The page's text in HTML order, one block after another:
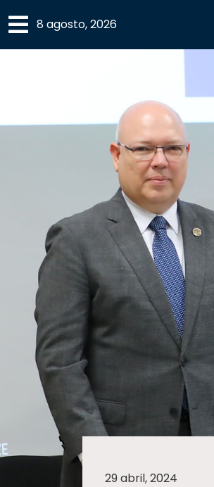
×
CULTURA
DEPORTES
I+D+I EXPERTOS
SALUD
SUSTENTABILIDAD
8 agosto, 2026
29 abril, 2024